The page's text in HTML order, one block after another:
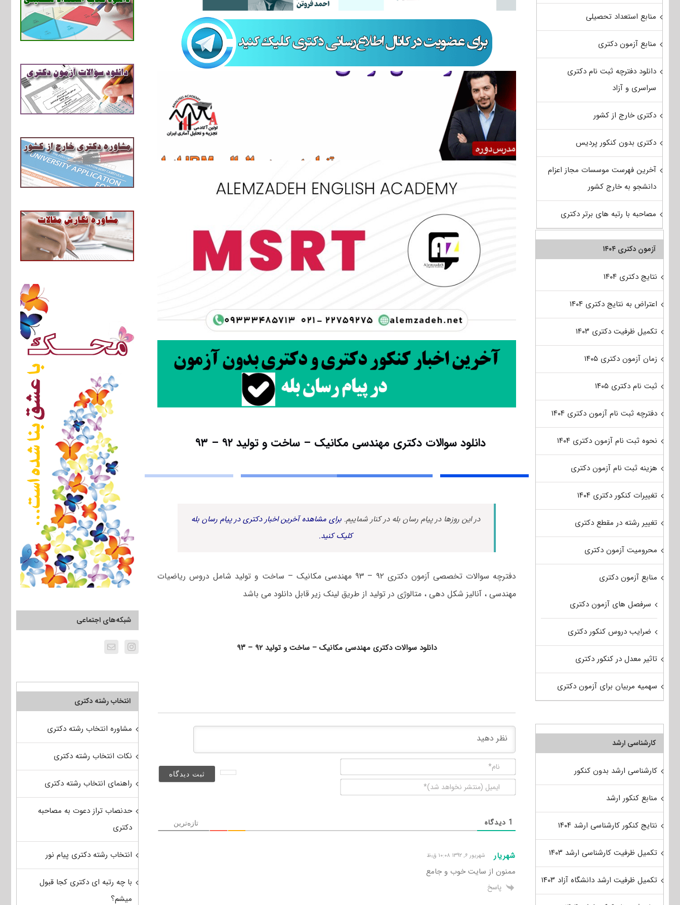
دانلود سوالات دکتری مهندسی مکانیک – ساخت و تولید ۹۲ – ۹۳
در این روزها در پیام رسان بله در کنار شماییم. برای مشاهده آخرین اخبار دکتری در پیام رسان بله
کلیک کنید.
دفترچه سوالات تخصصی آزمون دکتری ۹۲ – ۹۳ مهندسی مکانیک – ساخت و تولید شامل دروس ریاضیات
مهندسی ، آنالیز شکل دهی ، متالوژی در تولید از طریق لینک زیر قابل دانلود می باشد
دانلود سوالات دکتری مهندسی مکانیک – ساخت و تولید ۹۲ – ۹۳
(منتشر
1 دیدگاه تازه‌ترین
شهریار شهریور ۶, ۱۳۹۲ ۱۰:۰۸ ق٫ظ
ممنون از سایت خوب و جامع
پاسخ
شبکه‌های اجتماعی
انتخاب رشته دکتری
مشاوره انتخاب رشته دکتری
نکات انتخاب رشته دکتری
راهنمای انتخاب رشته دکتری
حدنصاب تراز دعوت به مصاحبه
دکتری
انتخاب رشته دکتری پیام نور
با چه رتبه ای دکتری کجا قبول
میشم؟
منابع استعداد تحصیلی
منابع آزمون دکتری
دانلود دفترچه ثبت نام دکتری
سراسری و آزاد
دکتری خارج از کشور
دکتری بدون کنکور پردیس
آخرین فهرست موسسات مجاز اعزام
دانشجو به خارج کشور
مصاحبه با رتبه های برتر دکتری
آزمون دکتری ۱۴۰۴
نتایج دکتری ۱۴۰۴
اعتراض به نتایج دکتری ۱۴۰۴
تکمیل ظرفیت دکتری ۱۴۰۳
زمان آزمون دکتری ۱۴۰۵
ثبت نام دکتری ۱۴۰۵
دفترچه ثبت نام آزمون دکتری ۱۴۰۴
نحوه ثبت نام آزمون دکتری ۱۴۰۴
هزینه ثبت نام آزمون دکتری
تغییرات کنکور دکتری ۱۴۰۴
تغییر رشته در مقطع دکتری
محرومیت آزمون دکتری
منابع آزمون دکتری
سرفصل های آزمون دکتری
ضرایب دروس کنکور دکتری
تاثیر معدل در کنکور دکتری
سهمیه مربیان برای آزمون دکتری
کارشناسی ارشد
کارشناسی ارشد بدون کنکور
منابع کنکور ارشد
نتایج کنکور کارشناسی ارشد ۱۴۰۴
تکمیل ظرفیت کارشناسی ارشد ۱۴۰۳
تکمیل ظرفیت ارشد دانشگاه آزاد ۱۴۰۳